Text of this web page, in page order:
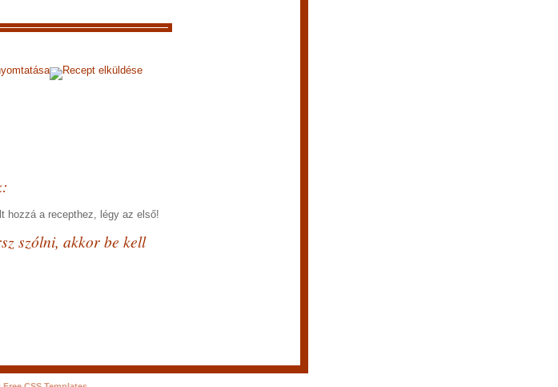
Recept elküldése
hozzá a recepthez, légy az első!
szólni, akkor be kell